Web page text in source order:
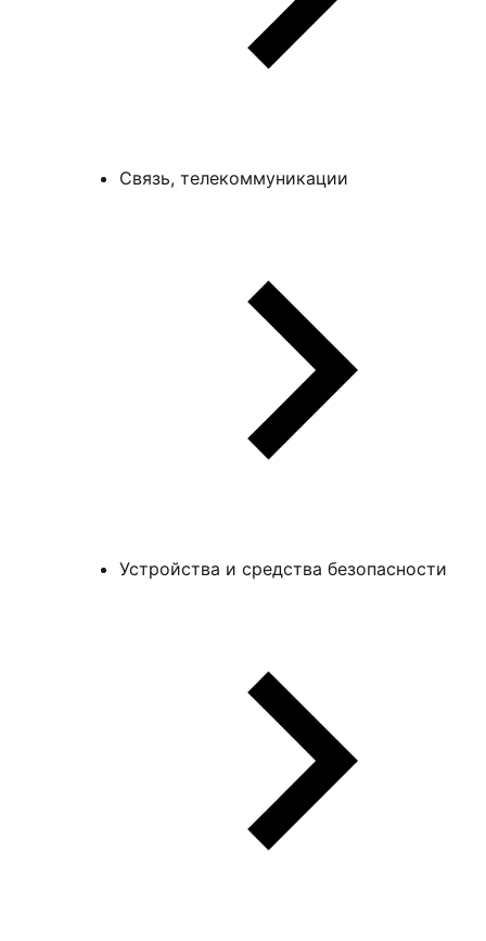
Связь, телекоммуникации
Устройства и средства безопасности